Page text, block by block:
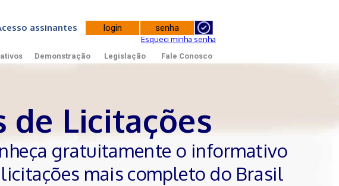
assinantes
Esqueci minha senha
Demonstração Legislação Fale Conosco
de Licitações
gratuitamente o informativo
mais completo do Brasil